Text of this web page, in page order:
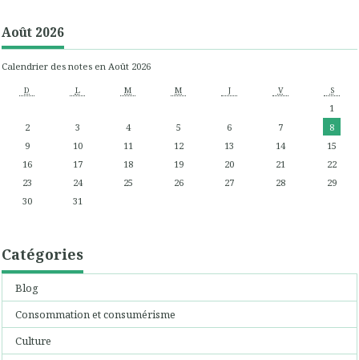
Août 2026
Calendrier des notes en Août 2026
D L M M J V S
1
2
3 4 5 6 7
8
9
10 11 12 13 14
15
16
17 18 19 20 21
22
23
24 25 26 27 28
29
30
31
Catégories
Blog
Consommation et consumérisme
Culture